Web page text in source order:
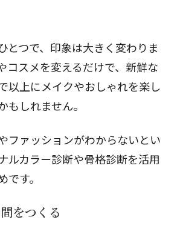
とつで、印象は大きく変わりま
コスメを変えるだけで、新鮮な
以上にメイクやおしゃれを楽し
もしれません。
ファッションがわからないとい
ルカラー診断や骨格診断を活用
です。
をつくる